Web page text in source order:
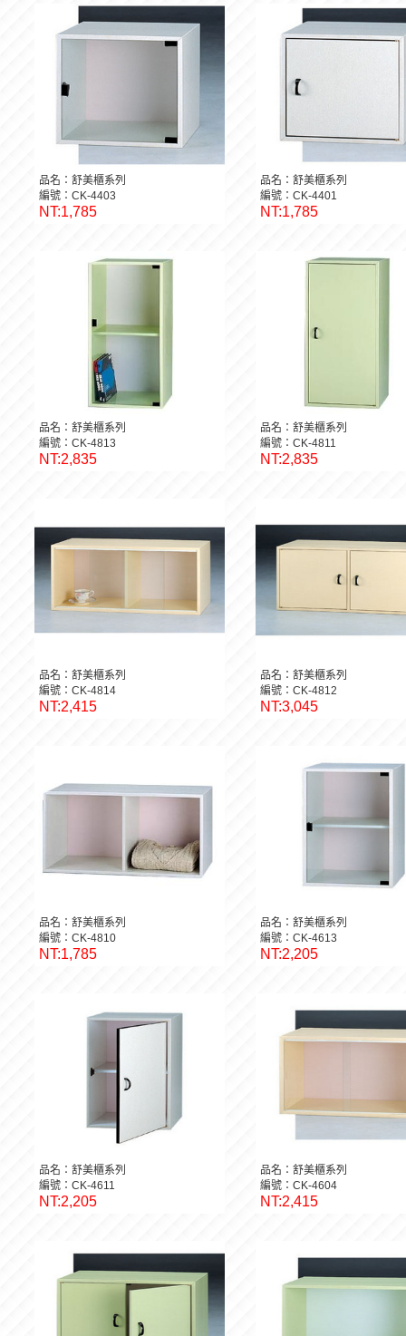
品名：舒美櫃系列
編號：CK-4403
NT:1,785
品名：舒美櫃系列
編號：CK-4401
NT:1,785
品名：舒美櫃系列
編號：CK-4813
NT:2,835
品名：舒美櫃系列
編號：CK-4811
NT:2,835
品名：舒美櫃系列
編號：CK-4814
NT:2,415
品名：舒美櫃系列
編號：CK-4812
NT:3,045
品名：舒美櫃系列
編號：CK-4810
NT:1,785
品名：舒美櫃系列
編號：CK-4613
NT:2,205
品名：舒美櫃系列
編號：CK-4611
NT:2,205
品名：舒美櫃系列
編號：CK-4604
NT:2,415